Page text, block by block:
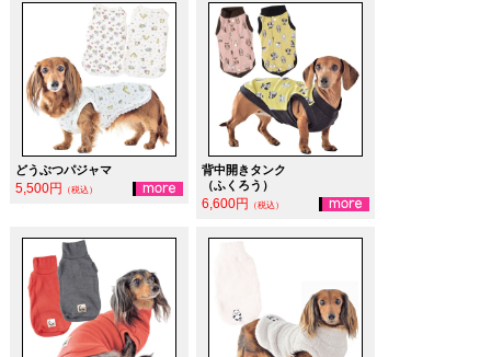
どうぶつパジャマ
5,500円 （税込）
背中開きタンク
（ふくろう）
6,600円 （税込）